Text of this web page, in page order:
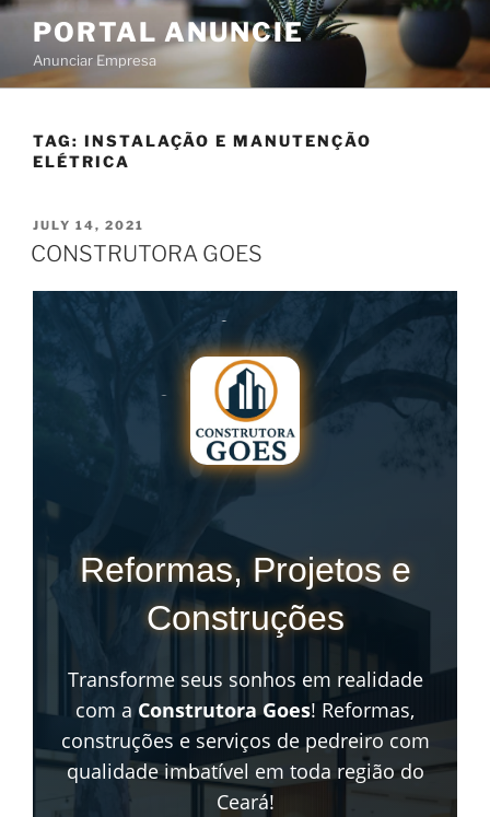
PORTAL ANUNCIE
Anunciar Empresa
TAG: INSTALAÇÃO E MANUTENÇÃO
ELÉTRICA
JULY 14, 2021
CONSTRUTORA GOES
Reformas, Projetos e
Construções
Transforme seus sonhos em realidade
com a Construtora Goes! Reformas,
construções e serviços de pedreiro com
qualidade imbatível em toda região do
Ceará!